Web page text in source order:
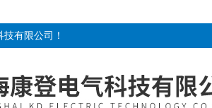
有限公司！